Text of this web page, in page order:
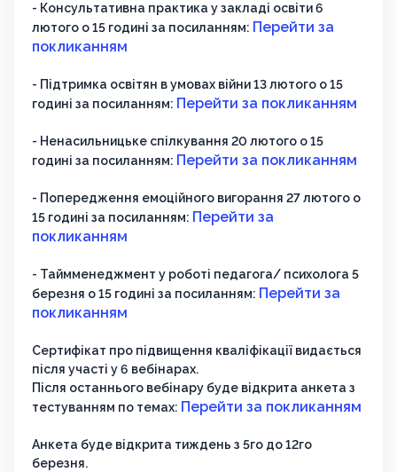
- Консультативна практика у закладі освіти 6
лютого о 15 годині за посиланням: Перейти за
покликанням
- Підтримка освітян в умовах війни 13 лютого о 15
годині за посиланням: Перейти за покликанням
- Ненасильницьке спілкування 20 лютого о 15
годині за посиланням: Перейти за покликанням
- Попередження емоційного вигорання 27 лютого о
15 годині за посиланням: Перейти за
покликанням
- Таймменеджмент у роботі педагога/ психолога 5
березня о 15 годині за посиланням: Перейти за
покликанням
Сертифікат про підвищення кваліфікації видається
після участі у 6 вебінарах.
Після останнього вебінару буде відкрита анкета з
тестуванням по темах: Перейти за покликанням
Анкета буде відкрита тиждень з 5го до 12го
березня.